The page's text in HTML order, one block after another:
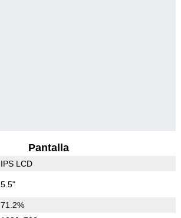
Pantalla
IPS LCD
5.5"
71.2%